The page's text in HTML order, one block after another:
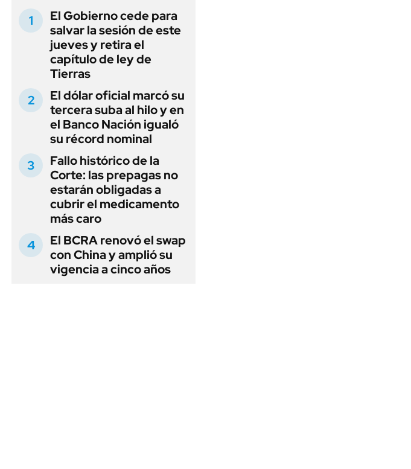
El Gobierno cede para
salvar la sesión de este
jueves y retira el
capítulo de ley de
Tierras
El dólar oficial marcó su
tercera suba al hilo y en
el Banco Nación igualó
su récord nominal
Fallo histórico de la
Corte: las prepagas no
estarán obligadas a
cubrir el medicamento
más caro
El BCRA renovó el swap
con China y amplió su
vigencia a cinco años